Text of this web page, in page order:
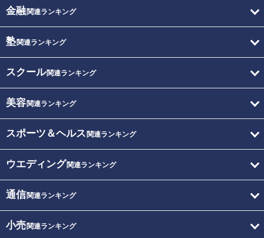
金融関連ランキング
塾関連ランキング
スクール関連ランキング
美容関連ランキング
スポーツ＆ヘルス 関連ランキング
ウエディング関連ランキング
通信関連ランキング
小売関連ランキング